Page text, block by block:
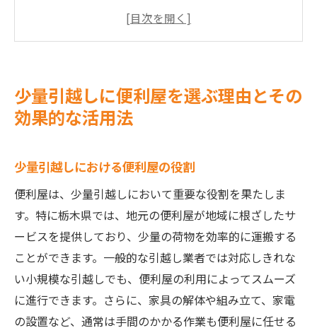
便利屋を利用する際の具体的なメリット
効果的なサービス活用のための準備法
便利屋が栃木県の少量引越しで提供する特別な
地域密着型のサービスの利点
少量引越しでの特別な運搬サービス
便利屋による安心の梱包サービス
不用品回収とリサイクル支援
地元特有のニーズに応える柔軟性
引越し後のサポートサービス
便利屋を利用して少量引越しの手間を最小限に
少量引越しに便利屋を選ぶ理由とその
効果的な活用法
少量引越しにおける便利屋の役割
便利屋は、少量引越しにおいて重要な役割を果たしま
す。特に栃木県では、地元の便利屋が地域に根ざしたサ
ービスを提供しており、少量の荷物を効率的に運搬する
ことができます。一般的な引越し業者では対応しきれな
い小規模な引越しでも、便利屋の利用によってスムーズ
に進行できます。さらに、家具の解体や組み立て、家電
の設置など、通常は手間のかかる作業も便利屋に任せる